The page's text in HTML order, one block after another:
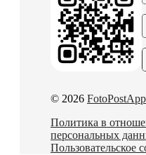
© 2026 FotoPostApp
Политика в
персональных
Пользовательское